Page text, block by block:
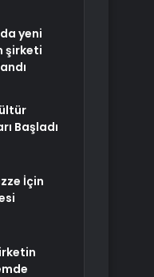
yeni
şirketi
Başladı
İçin